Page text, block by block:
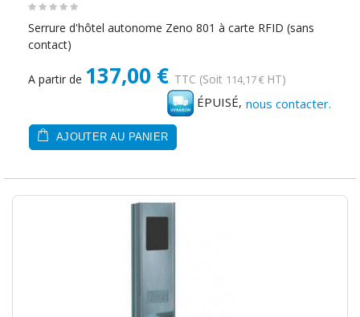
Serrure d'hôtel autonome Zeno 801 à carte RFID (sans
contact)
A partir de 137,00 € TTC (Soit 114,17 € HT)
ÉPUISÉ, nous contacter.
AJOUTER AU PANIER